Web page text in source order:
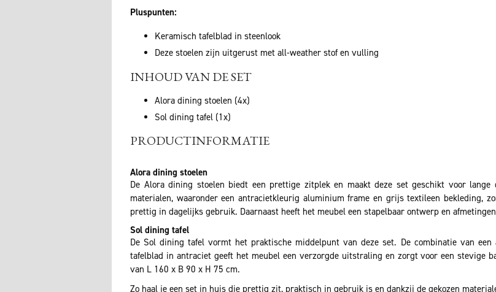
Pluspunten:
Keramisch tafelblad in steenlook
Deze stoelen zijn uitgerust met all-weather stof en vulling
INHOUD VAN DE SET
Alora dining stoelen (4x)
Sol dining tafel (1x)
PRODUCTINFORMATIE
Alora dining stoelen
De Alora dining stoelen biedt een prettige zitplek en maakt deze set geschikt voor
materialen, waaronder een antracietkleurig aluminium frame en grijs textileen bekleding,
prettig in dagelijks gebruik. Daarnaast heeft het meubel een stapelbaar ontwerp en
Sol dining tafel
De Sol dining tafel vormt het praktische middelpunt van deze set. De combinatie van
tafelblad in antraciet geeft het meubel een verzorgde uitstraling en zorgt voor een stevige
van L 160 x B 90 x H 75 cm.
Zo haal je een set in huis die prettig zit, praktisch in gebruik is en dankzij de gekozen